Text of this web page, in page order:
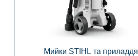
Мийки STIHL та приладдя